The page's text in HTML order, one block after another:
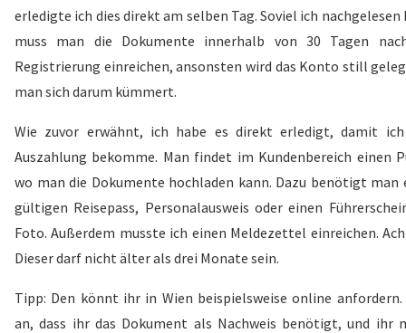
erledigte ich dies direkt am selben Tag. Soviel ich nachgelesen
muss man die Dokumente innerhalb von 30 Tagen
Registrierung einreichen, ansonsten wird das Konto still
man sich darum kümmert.
Wie zuvor erwähnt, ich habe es direkt erledigt, damit
Auszahlung bekomme. Man findet im Kundenbereich einen
wo man die Dokumente hochladen kann. Dazu benötigt man
gültigen Reisepass, Personalausweis oder einen
Foto. Außerdem musste ich einen Meldezettel einreichen.
Dieser darf nicht älter als drei Monate sein.
Tipp: Den könnt ihr in Wien beispielsweise online anfordern.
an, dass ihr das Dokument als Nachweis benötigt, und ihr